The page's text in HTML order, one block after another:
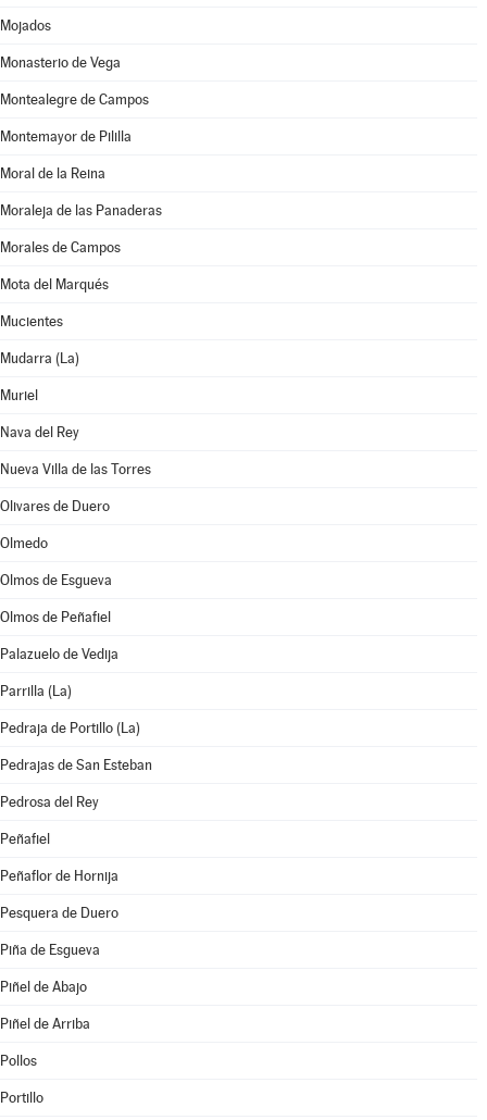
Mojados
Monasterio de Vega
Montealegre de Campos
Montemayor de Pililla
Moral de la Reina
Moraleja de las Panaderas
Morales de Campos
Mota del Marqués
Mucientes
Mudarra (La)
Muriel
Nava del Rey
Nueva Villa de las Torres
Olivares de Duero
Olmedo
Olmos de Esgueva
Olmos de Peñafiel
Palazuelo de Vedija
Parrilla (La)
Pedraja de Portillo (La)
Pedrajas de San Esteban
Pedrosa del Rey
Peñafiel
Peñaflor de Hornija
Pesquera de Duero
Piña de Esgueva
Piñel de Abajo
Piñel de Arriba
Pollos
Portillo